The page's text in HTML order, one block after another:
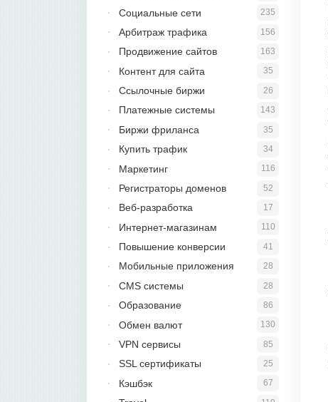
235
Социальные сети
156
Арбитраж трафика
163
Продвижение сайтов
35
Контент для сайта
26
Ссылочные биржи
143
Платежные системы
35
Биржи фриланса
34
Купить трафик
116
Маркетинг
52
Регистраторы доменов
17
Веб-разработка
110
Интернет-магазинам
41
Повышение конверсии
28
Мобильные приложения
28
CMS системы
86
Образование
130
Обмен валют
85
VPN сервисы
25
SSL сертификаты
67
Кэшбэк